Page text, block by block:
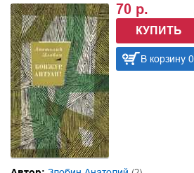
70 р.
КУПИТЬ
В корзину 0